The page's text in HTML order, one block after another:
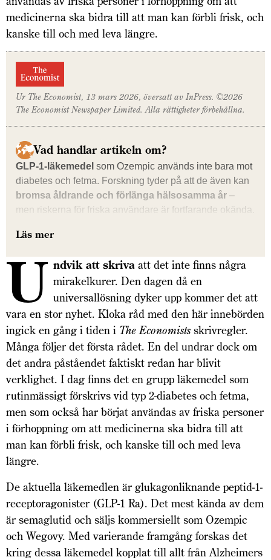
medicinerna ska bidra till att man kan förbli frisk, och
kanske till och med leva längre.
Ur The Economist, 13 mars 2026, översatt av InPress. ©2026
The EconomistNewspaper Limited. Alla rättigheter förbehållna.
Vad handlar artikeln om?
GLP-1-läkemedel som Ozempic används inte bara mot
diabetes och fetma. Forskning tyder på att de även kan
bromsa åldrande och förlänga hälsosamma år –
men riskerna för friska användare är fortfarande okända.
Läs mer
U ndvik att skriva att det inte finns några
mirakelkurer. Den dagen då en
universallösning dyker upp kommer det att
vara en stor nyhet. Kloka råd med den här innebörden
ingick en gång i tiden i The Economists skrivregler.
Många följer det första rådet. En del undrar dock om
det andra påståendet faktiskt redan har blivit
verklighet. I dag finns det en grupp läkemedel som
rutinmässigt förskrivs vid typ 2-diabetes och fetma,
men som också har börjat användas av friska personer
i förhoppning om att medicinerna ska bidra till att
man kan förbli frisk, och kanske till och med leva
längre.
De aktuella läkemedlen är glukagonliknande peptid-1-
receptoragonister (GLP-1 Ra). Det mest kända av dem
är semaglutid och säljs kommersiellt som Ozempic
och Wegovy. Med varierande framgång forskas det
kring dessa läkemedel kopplat till allt från Alzheimers